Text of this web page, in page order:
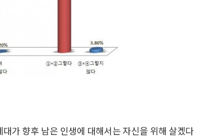
가 향후 남은 인생에 대해서는 자신을 위해 살겠다